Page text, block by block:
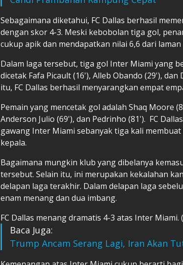
Sebagaimana diketahui, FC Dallas berhasil
dengan skor 4-3. Meski kebobolan tiga gol,
cukup apik dan mendapatkan nilai 6,6 dari laman
Dalam laga tersebut, tiga gol Inter Miami yang
dicetak Fafa Picault (16'), Alleb Obando (29'),
itu, FC Dallas berhasil menyarangkan empat
Pemain yang mencetak gol adalah Shaq Moore
Anderson Julio (69'), dan Pedrinho (81'). FC
gawang Inter Miami sebanyak tiga kali
kepala.
Bagaimana mungkin klub yang dibelanya
tersebut. Selain itu, ini merupakan kekalahan
delapan laga terakhir. Dalam delapan laga
enam menang dan dua imbang.
FC Dallas menang dramatis 4-3 atas Inter Miami.
Baca Juga:
Trump Ancam Serang Lagi, Iran Akan